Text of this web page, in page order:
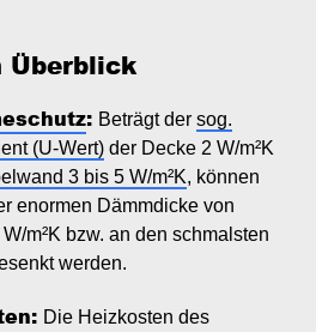
Überblick
: Beträgt der sog.
(U-Wert) der Decke 2 W/m²K
3 bis 5 W/m²K, können
enormen Dämmdicke von
m²K bzw. an den schmalsten
werden.
Die Heizkosten des